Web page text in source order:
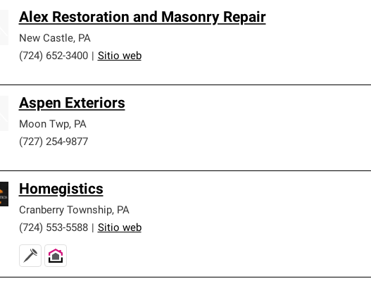
Alex Restoration and Masonry Repair
New Castle, PA
(724) 652-3400
Sitio web
Aspen Exteriors
Moon Twp, PA
(727) 254-9877
Homegistics
Cranberry Township, PA
(724) 553-5588
Sitio web